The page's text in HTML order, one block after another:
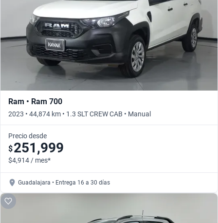
Ram • Ram 700
2023 • 44,874 km • 1.3 SLT CREW CAB • Manual
Precio desde
$251,999
$4,914 / mes*
Guadalajara • Entrega 16 a 30 días